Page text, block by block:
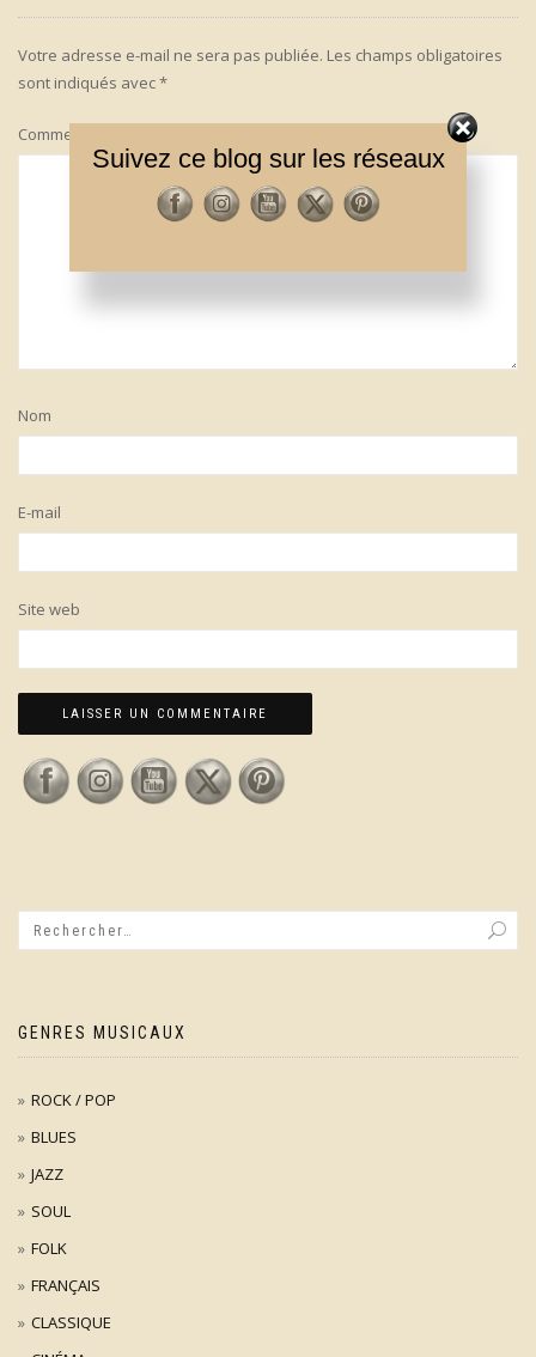
Votre adresse e-mail ne sera pas publiée. Les champs obligatoires
sont indiqués avec*
Commentaire
Nom
E-mail
Site web
GENRES MUSICAUX
ROCK / POP
BLUES
JAZZ
SOUL
FOLK
FRANÇAIS
CLASSIQUE
Suivez ce blog sur les réseaux